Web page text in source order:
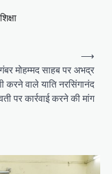
शिक्षा
मोहम्मद साहब पर अभद्र
करने वाले याति नरसिंगानंद
पर कार्रवाई करने की मांग
⟶